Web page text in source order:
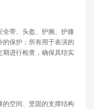
带、头盔、护腕、护膝
保护；所有用于表演的
进行检查，确保其结实
空间、坚固的支撑结构